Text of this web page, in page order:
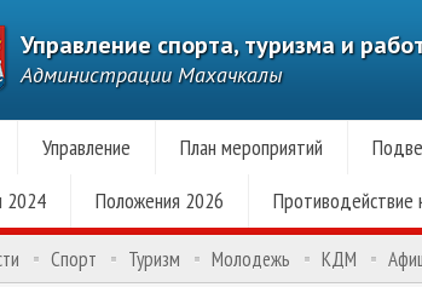
Управление спорта, туризма и
Администрации Махачкалы
Управление План мероприятий
2024
Положения 2026 Противодействие
Спорт Туризм Молодежь КДМ